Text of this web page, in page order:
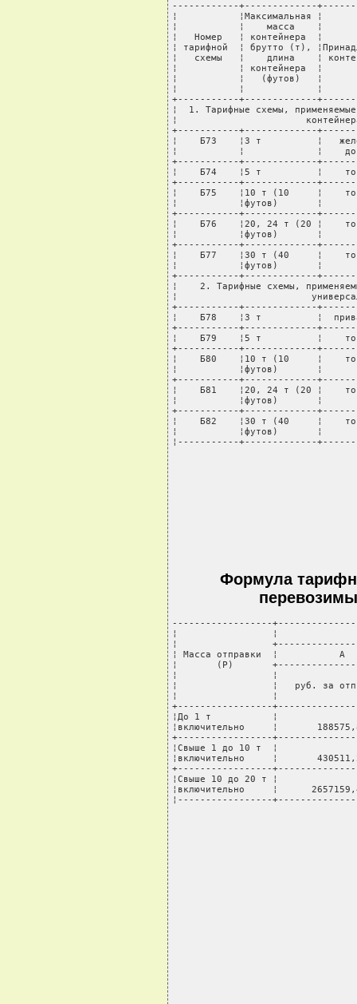
------------+-------------
¦           ¦Максимальная ¦
¦           ¦    масса    ¦
¦   Номер   ¦ контейнера  ¦
¦ тарифной  ¦ брутто (т),
¦   схемы   ¦    длина    ¦
¦           ¦ контейнера  ¦
¦           ¦   (футов)   ¦
¦           ¦             ¦
+-----------+-------------
¦  1. Тарифные схемы,
¦
+-----------+-------------
¦    Б73    ¦3 т          ¦
¦           ¦             ¦
+-----------+-------------
¦    Б74    ¦5 т          ¦    то
+-----------+-------------
¦    Б75    ¦10 т (10     ¦
¦           ¦футов)       ¦
+-----------+-------------
¦    Б76    ¦20, 24 т (20 ¦
¦           ¦футов)       ¦
+-----------+-------------
¦    Б77    ¦30 т (40     ¦
¦           ¦футов)       ¦
+-----------+-------------
¦    2. Тарифные схемы,
¦
+-----------+-------------
¦    Б78    ¦3 т          ¦
+-----------+-------------
¦    Б79    ¦5 т          ¦    то
+-----------+-------------
¦    Б80    ¦10 т (10     ¦
¦           ¦футов)       ¦
+-----------+-------------
¦    Б81    ¦20, 24 т (20 ¦
¦           ¦футов)       ¦
+-----------+-------------
¦    Б82    ¦30 т (40     ¦
¦           ¦футов)       ¦
¦-----------+-------------
Формула
------------------
¦                 ¦
¦
¦ Масса отправки  ¦
¦       (Р)
¦                 ¦
¦                 ¦   руб. за
¦                 ¦
+-----------------
¦До 1 т           ¦
¦включительно     ¦
+-----------------
¦Свыше 1 до 10 т  ¦
¦включительно     ¦
+-----------------
¦Свыше 10 до 20 т ¦
¦включительно     ¦
¦-----------------